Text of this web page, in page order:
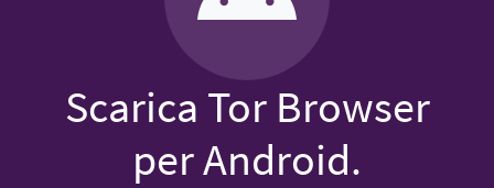
Scarica Tor Browser
per Android.